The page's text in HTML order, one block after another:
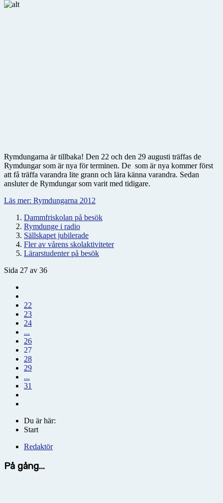
Rymdungarna är tillbaka! Den 22 och den 29 augusti träffas de
Rymdungar som är nya för terminen. De som är nya kommer först
att få träffa varandra lite grann och lära känna varandra. Sedan
ansluter de Rymdungar som varit med tidigare.
Läs mer: Rymdungarna 2012
Dammfriskolan på besök
Rymdunge i radio
Sällskapet jubilerade
Fler av vårens skolaktiviteter
Lärarstudenter på besök
Sida 27 av 36
22
23
24
...
26
27
28
29
...
31
Du är här:
Start
Redaktör
På gång...